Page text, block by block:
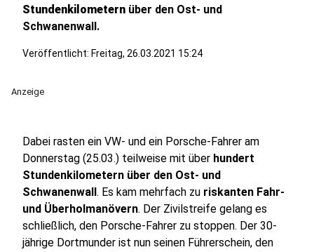
Stundenkilometern über den Ost- und
Schwanenwall.
Veröffentlicht: Freitag, 26.03.2021 15:24
Anzeige
Dabei rasten ein VW- und ein Porsche-Fahrer am
Donnerstag (25.03.) teilweise mit über hundert
Stundenkilometern über den Ost- und
Schwanenwall. Es kam mehrfach zu riskanten Fahr-
und Überholmanövern. Der Zivilstreife gelang es
schließlich, den Porsche-Fahrer zu stoppen. Der 30-
jährige Dortmunder ist nun seinen Führerschein, den